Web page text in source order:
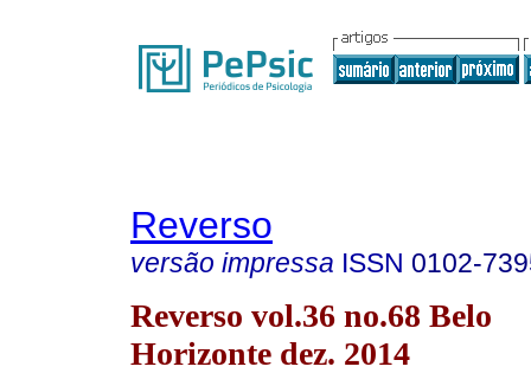
Reverso
versão impressa ISSN 0102-
Reverso vol.36 no.68 Belo
Horizonte dez. 2014